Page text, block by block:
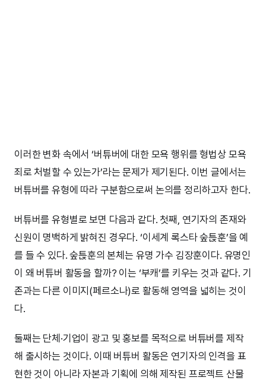
이러한 변화 속에서 ‘버튜버에 대한 모욕 행위를 형법상 모욕
죄로 처벌할 수 있는가’라는 문제가 제기된다. 이번 글에서는
버튜버를 유형에 따라 구분함으로써 논의를 정리하고자 한다.
버튜버를 유형별로 보면 다음과 같다. 첫째, 연기자의 존재와
신원이 명백하게 밝혀진 경우다. ‘이세계 록스타 숲튽훈’을 예
를 들 수 있다. 숲튽훈의 본체는 유명 가수 김장훈이다. 유명인
이 왜 버튜버 활동을 할까? 이는 ‘부캐’를 키우는 것과 같다. 기
존과는 다른 이미지(페르소나)로 활동해 영역을 넓히는 것이
다.
둘째는 단체·기업이 광고 및 홍보를 목적으로 버튜버를 제작
해 출시하는 것이다. 이때 버튜버 활동은 연기자의 인격을 표
현한 것이 아니라 자본과 기획에 의해 제작된 프로젝트 산물